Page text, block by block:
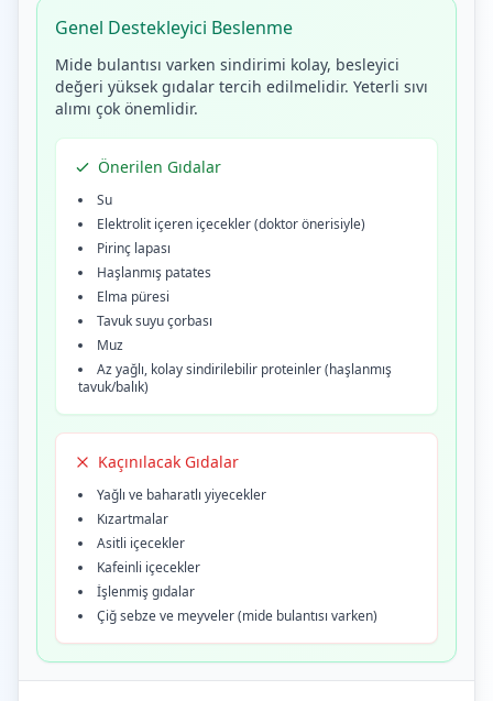
Genel Destekleyici Beslenme
Mide bulantısı varken sindirimi kolay, besleyici
değeri yüksek gıdalar tercih edilmelidir. Yeterli sıvı
alımı çok önemlidir.
Önerilen Gıdalar
Su
Elektrolit içeren içecekler (doktor önerisiyle)
Pirinç lapası
Haşlanmış patates
Elma püresi
Tavuk suyu çorbası
Muz
Az yağlı, kolay sindirilebilir proteinler (haşlanmış
tavuk/balık)
Kaçınılacak Gıdalar
Yağlı ve baharatlı yiyecekler
Kızartmalar
Asitli içecekler
Kafeinli içecekler
İşlenmiş gıdalar
Çiğ sebze ve meyveler (mide bulantısı varken)